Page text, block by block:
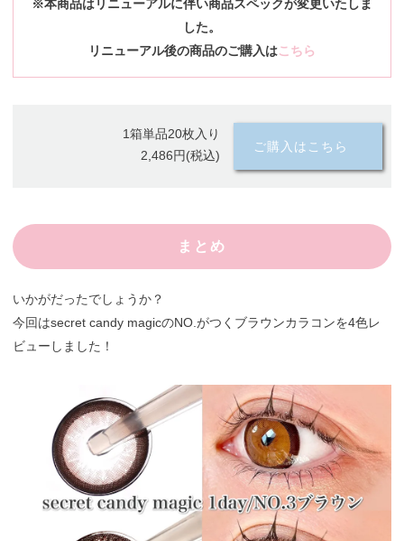
※本商品はリニューアルに伴い商品スペックが変更いたしま
した。
リニューアル後の商品のご購入はこちら
1箱単品20枚入り
2,486円(税込)
ご購入はこちら
まとめ
いかがだったでしょうか？
今回はsecret candy magicのNO.がつくブラウンカラコンを4色レ
ビューしました！